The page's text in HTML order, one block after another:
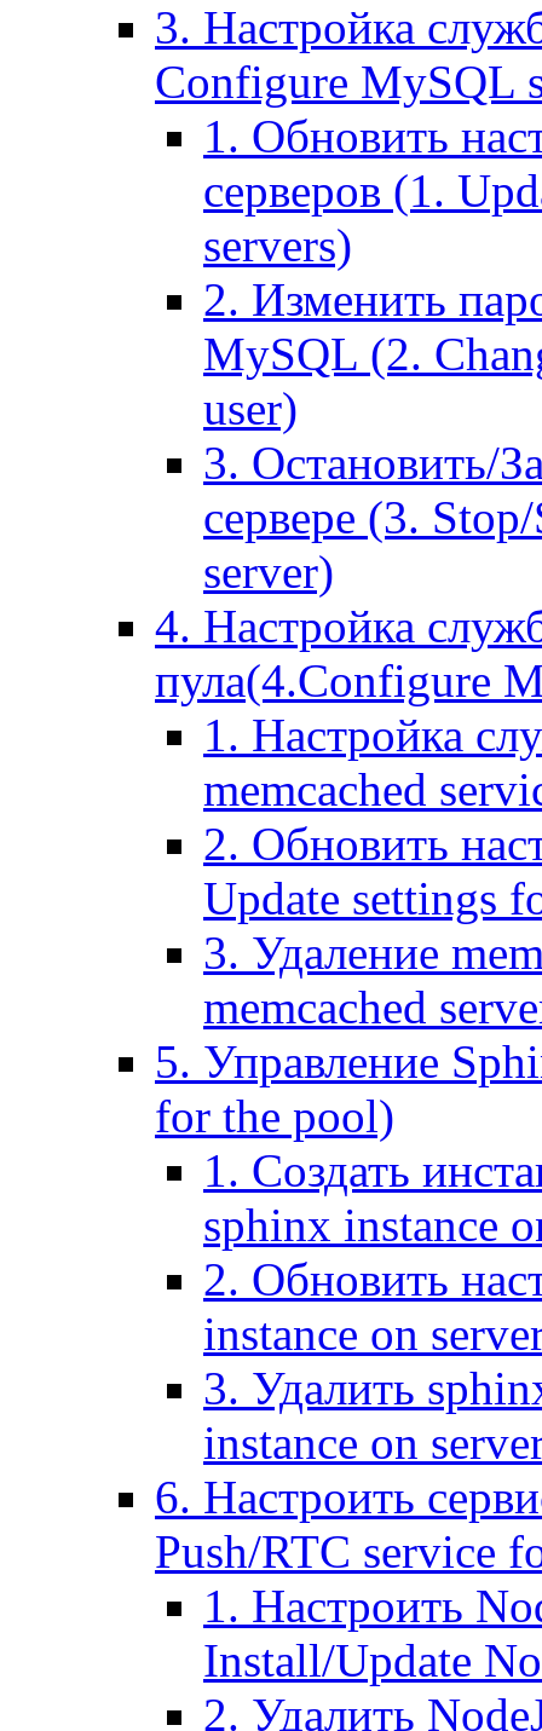
3. Настройка
Configure MySQL
1. Обновить
серверов (1.
servers)
2. Изменить
MySQL (2.
user)
3. Остановить/
сервере (3.
server)
4. Настройка
пула(4.Configure
1. Настройка
memcached
2. Обновить
Update settings
3. Удаление
memcached
5. Управление
for the pool)
1. Создать
sphinx instance
2. Обновить
instance on
3. Удалить
instance on
6. Настроить
Push/RTC service
1. Настроить
Install/Update
2. Удалить